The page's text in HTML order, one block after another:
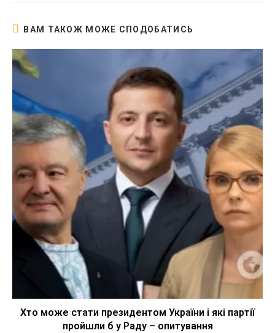
ВАМ ТАКОЖ МОЖЕ СПОДОБАТИСЬ
Хто може стати президентом України і які партії
пройшли б у Раду – опитування